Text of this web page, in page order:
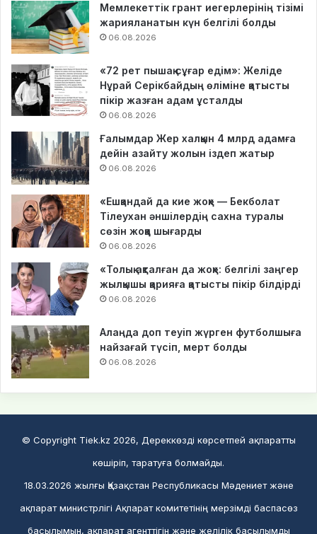
Мемлекеттік грант иегерлерінің тізімі
жарияланатын күн белгілі болды
06.08.2026
«72 рет пышақ сұғар едім»: Желіде
Нұрай Серікбайдың өліміне қатысты
пікір жазған адам ұсталды
06.08.2026
Ғалымдар Жер халқын 4 млрд адамға
дейін азайту жолын іздеп жатыр
06.08.2026
«Ешқандай да кие жоқ» — Бекболат
Тілеухан әншілердің сахна туралы
сөзін жоққа шығарды
06.08.2026
«Толық ақталған да жоқ»: белгілі заңгер
жылқышы қарияға қатысты пікір білдірді
06.08.2026
Алаңда доп теуіп жүрген футболшыға
найзағай түсіп, мерт болды
06.08.2026
© Copyright Tiek.kz 2026, Дереккөзді көрсетпей ақпаратты
көшіріп, таратуға болмайды.
18.03.2026 жылғы Қазақстан Республикасы Мәдениет және
ақпарат министрлігі Ақпарат комитетінің мерзімді баспасөз
басылымын, ақпарат агенттігін және желілік басылымды